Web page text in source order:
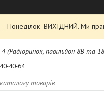
Понеділок -ВИХІДНИЙ. Ми
(Радіоринок, павільйон 8В та
40-64